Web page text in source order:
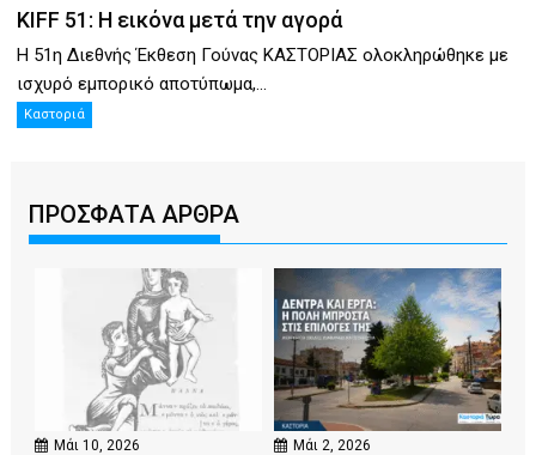
KIFF 51: Η εικόνα μετά την αγορά
Η 51η Διεθνής Έκθεση Γούνας ΚΑΣΤΟΡΙΑΣ ολοκληρώθηκε με
ισχυρό εμπορικό αποτύπωμα,...
Καστοριά
ΠΡΟΣΦΑΤΑ ΑΡΘΡΑ
Μάι 10, 2026 Μάι 2, 2026